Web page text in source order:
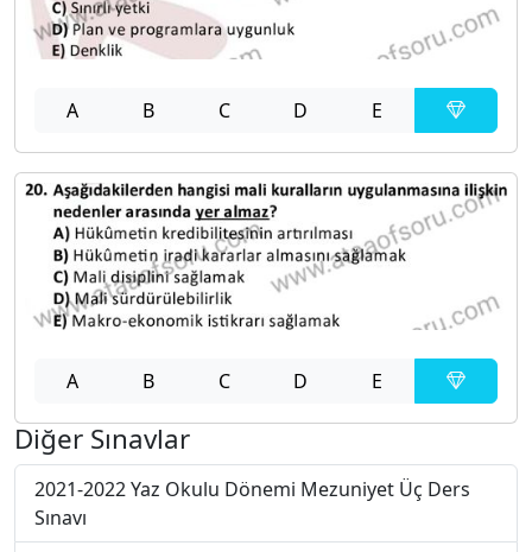
A B C D E
A B C D E
Diğer Sınavlar
2021-2022 Yaz Okulu Dönemi Mezuniyet Üç Ders
Sınavı